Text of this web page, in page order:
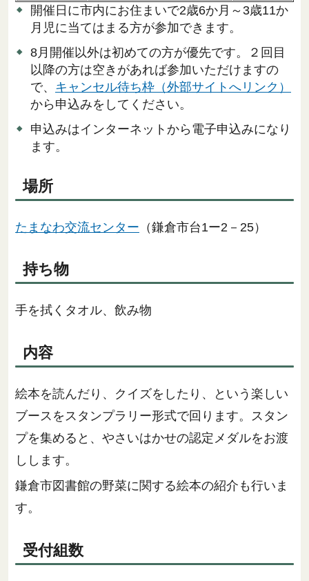
開催日に市内にお住まいで2歳6か月～3歳11か
月児に当てはまる方が参加できます。
8月開催以外は初めての方が優先です。２回目
以降の方は空きがあれば参加いただけますの
で、 キャンセル待ち枠（外部サイトへリンク）
から申込みをしてください。
申込みはインターネットから電子申込みになり
ます。
場所
たまなわ交流センター （鎌倉市台1ー2－25）
持ち物
手を拭くタオル、飲み物
内容
絵本を読んだり、クイズをしたり、という楽しい
ブースをスタンプラリー形式で回ります。スタン
プを集めると、やさいはかせの認定メダルをお渡
しします。
鎌倉市図書館の野菜に関する絵本の紹介も行いま
す。
受付組数